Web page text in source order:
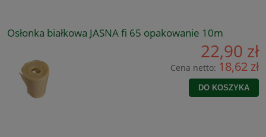
Osłonka białkowa JASNA fi 65 opakowanie 10m
22,90 zł
Cena netto: 18,62 zł
DO KOSZYKA